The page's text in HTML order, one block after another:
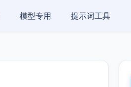
模型专用 提示词工具